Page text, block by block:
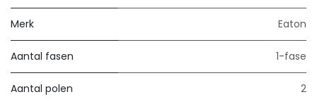
Merk Eaton
Aantal fasen 1-fase
Aantal polen 2